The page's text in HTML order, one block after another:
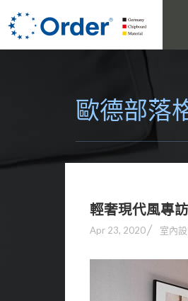
歐德部落
輕奢現代風專
Apr 23, 2020 室內